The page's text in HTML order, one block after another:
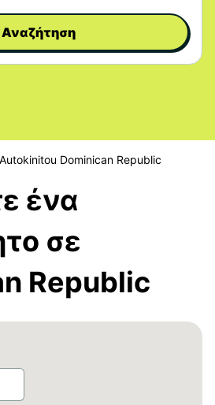
Αναζήτηση
Dominican Republic
ένα
σε
Republic